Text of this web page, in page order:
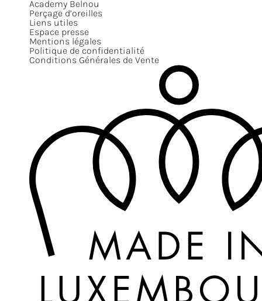
Academy Belnou
Perçage d’oreilles
Liens utiles
Espace presse
Mentions légales
Politique de confidentialité
Conditions Générales de Vente